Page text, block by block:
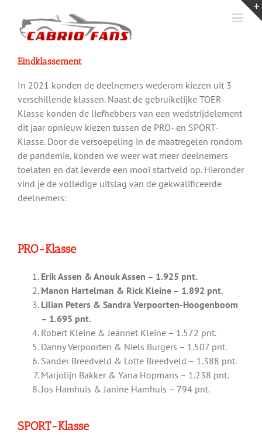
inhoud
Eindklassement
In 2021 konden de deelnemers wederom kiezen uit 3
verschillende klassen. Naast de gebruikelijke TOER-
Klasse konden de liefhebbers van een wedstrijdelement
dit jaar opnieuw kiezen tussen de PRO- en SPORT-
Klasse. Door de versoepeling in de maatregelen rondom
de pandemie, konden we weer wat meer deelnemers
toelaten en dat leverde een mooi startveld op. Hieronder
vind je de volledige uitslag van de gekwalificeerde
deelnemers:
PRO-Klasse
Erik Assen & Anouk Assen – 1.925 pnt.
Manon Hartelman & Rick Kleine – 1.892 pnt.
Lilian Peters & Sandra Verpoorten-Hoogenboom
– 1.695 pnt.
Robert Kleine & Jeannet Kleine – 1.572 pnt.
Danny Verpoorten & Niels Burgers – 1.507 pnt.
Sander Breedveld & Lotte Breedveld – 1.388 pnt.
Marjolijn Bakker & Yana Hopmans – 1.238 pnt.
Jos Hamhuis & Janine Hamhuis – 794 pnt.
SPORT-Klasse